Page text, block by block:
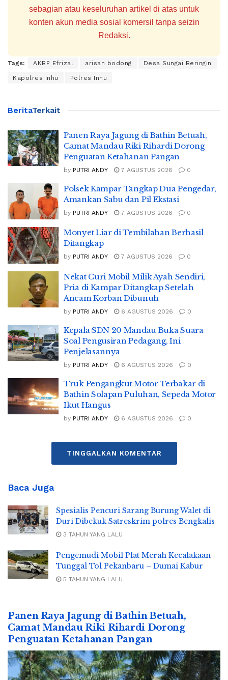
sebagian atau keseluruhan artikel di atas untuk
konten akun media sosial komersil tanpa seizin
Redaksi.
Tags: AKBP Efrizal arisan bodong Desa Sungai Beringin
Kapolres Inhu Polres Inhu
BeritaTerkait
Panen Raya Jagung di Bathin Betuah,
Camat Mandau Riki Rihardi Dorong
Penguatan Ketahanan Pangan
by PUTRI ANDY 7 AGUSTUS 2026 0
Polsek Kampar Tangkap Dua Pengedar,
Amankan Sabu dan Pil Ekstasi
by PUTRI ANDY 7 AGUSTUS 2026 0
Monyet Liar di Tembilahan Berhasil
Ditangkap
by PUTRI ANDY 7 AGUSTUS 2026 0
Nekat Curi Mobil Milik Ayah Sendiri,
Pria di Kampar Ditangkap Setelah
Ancam Korban Dibunuh
by PUTRI ANDY 6 AGUSTUS 2026 0
Kepala SDN 20 Mandau Buka Suara
Soal Pengusiran Pedagang, Ini
Penjelasannya
by PUTRI ANDY 6 AGUSTUS 2026 0
Truk Pengangkut Motor Terbakar di
Bathin Solapan Puluhan, Sepeda Motor
Ikut Hangus
by PUTRI ANDY 6 AGUSTUS 2026 0
TINGGALKAN KOMENTAR
Baca Juga
Spesialis Pencuri Sarang Burung Walet di
Duri Dibekuk Satreskrim polres Bengkalis
3 TAHUN YANG LALU
Pengemudi Mobil Plat Merah Kecalakaan
Tunggal Tol Pekanbaru – Dumai Kabur
5 TAHUN YANG LALU
Panen Raya Jagung di Bathin Betuah,
Camat Mandau Riki Rihardi Dorong
Penguatan Ketahanan Pangan